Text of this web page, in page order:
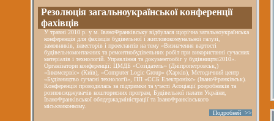
Резолюція загальноукраїнської конференції
фахівців
У травні 2010 р. у м. ІваноФранківську відбулася щорічна загальноукраїнська
конференція для фахівців будівельної і житловокомунальної галузі,
замовників, інвесторів і проектантів на тему «Визначення вартості
будівельномонтажних та ремонтнобудівельних робіт при використанні сучасних
матеріалів і технологій. Управління та документообіг у будівництві2010».
Організатори конференції: ЦМДБ «Созідатель» (Дніпропетровськ,)
«Інкомсервіс» (Київ), «Computer Logic Group» (Харків), Методичний центр
«Будівництво сучасні технології», ПП «ССБ Електронікс» (ІваноФранківськ).
Конференція проводилась за підтримки та участі Асоціації розробників та
розповсюджувачів кошторисних програм, Будівельної палати України,
ІваноФранківської облдержадміністрації та ІваноФранківського
міськвиконкому.
Подробней >>